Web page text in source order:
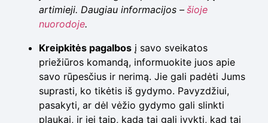
artimieji. Daugiau informacijos – šioje
nuorodoje.
Kreipkitės pagalbos į savo sveikatos
priežiūros komandą, informuokite juos apie
savo rūpesčius ir nerimą. Jie gali padėti Jums
suprasti, ko tikėtis iš gydymo. Pavyzdžiui,
pasakyti, ar dėl vėžio gydymo gali slinkti
plaukai, ir jei taip, kada tai gali įvykti, kad tai